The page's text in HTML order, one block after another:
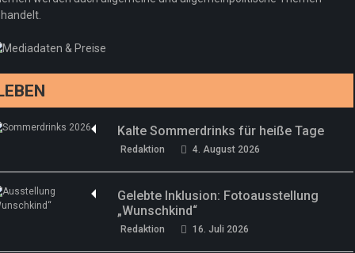
drei neue Specials zur Fußball-WM
Kalte Sommerdrinks für heiße Tage
Redaktion 4. August 2026
Gelebte Inklusion: Fotoausstellung
„Wunschkind“
Redaktion 16. Juli 2026